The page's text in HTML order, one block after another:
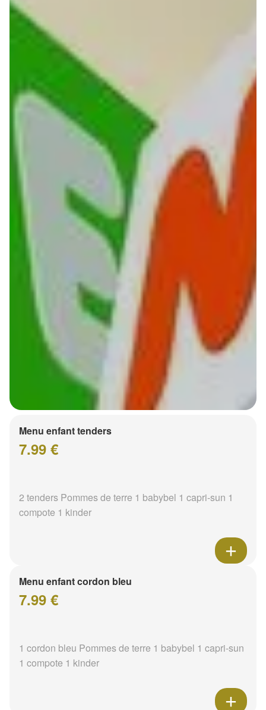
Menu enfant tenders
7.99 €
2 tenders Pommes de terre 1 babybel 1 capri-sun 1
compote 1 kinder
Menu enfant cordon bleu
7.99 €
1 cordon bleu Pommes de terre 1 babybel 1 capri-sun
1 compote 1 kinder